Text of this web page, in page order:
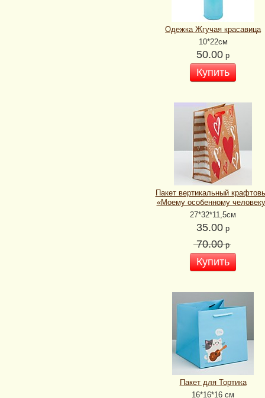
Одежка Жгучая красавица
10*22см
50.00 р
Купить
Пакет вертикальный
«Моему особенному
27*32*11,5см
35.00 р
70.00 р
Купить
Пакет для Тортика
16*16*16 см